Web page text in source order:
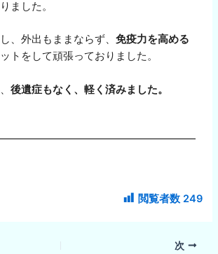
ました。
、外出もままならず、免疫力を高める
トをして頑張っておりました。
後遺症もなく、軽く済みました。
閲覧者数 249
次